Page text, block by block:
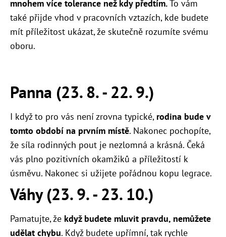
mnohem více tolerance než kdy předtím.To vám
také přijde vhod v pracovních vztazích, kde budete
mít příležitost ukázat, že skutečně rozumíte svému
oboru.
Panna (23. 8. - 22. 9.)
I když to pro vás není zrovna typické, rodina bude v
tomto období na prvním místě. Nakonec pochopíte,
že síla rodinných pout je nezlomná a krásná. Čeká
vás plno pozitivních okamžiků a příležitostí k
úsměvu. Nakonec si užijete pořádnou kopu legrace.
Váhy (23. 9. - 23. 10.)
Pamatujte, že když budete mluvit pravdu, nemůžete
udělat chybu. Když budete upřímní, tak rychle